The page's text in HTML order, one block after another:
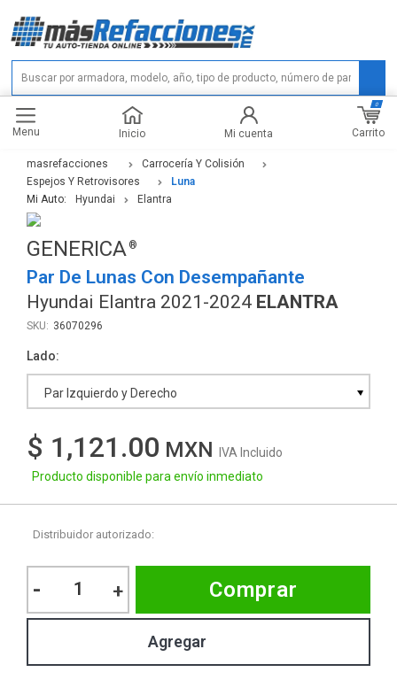
Menu Inicio Mi cuenta Carrito
0
masrefacciones
Carrocería Y Colisión
Espejos Y Retrovisores
Luna
Mi Auto:
Hyundai Elantra
GENERICA
Par De Lunas Con Desempañante
Hyundai Elantra 2021-2024 ELANTRA
36070296
Lado
Par Izquierdo y Derecho
$ 1,121.00
IVA Incluido
Producto disponible para envío inmediato
Distribuidor autorizado:
- + Comprar